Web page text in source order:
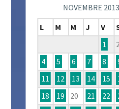
NOVEMBRE 2013
L
M M J V
1
4
5 6 7 8
11
12 13 14 15
18
19 20 21 22